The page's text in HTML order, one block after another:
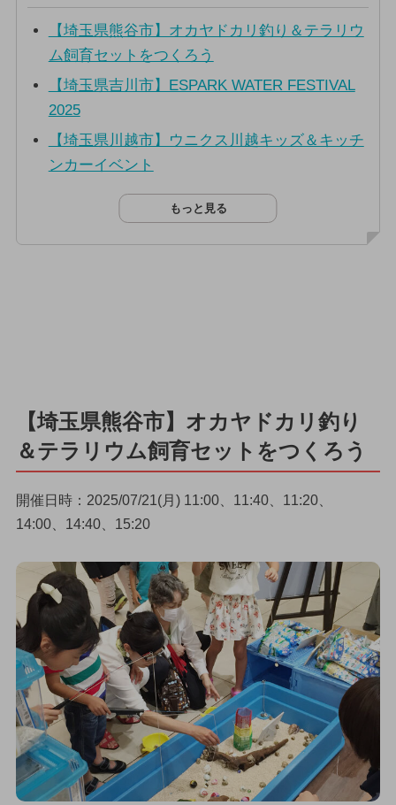
【埼玉県熊谷市】オカヤドカリ釣り＆テラリウ
ム飼育セットをつくろう
【埼玉県吉川市】ESPARK WATER FESTIVAL
2025
【埼玉県川越市】ウニクス川越キッズ＆キッチ
ンカーイベント
もっと見る
【埼玉県熊谷市】オカヤドカリ釣り
＆テラリウム飼育セットをつくろう
開催日時：2025/07/21(月) 11:00、11:40、11:20、
14:00、14:40、15:20